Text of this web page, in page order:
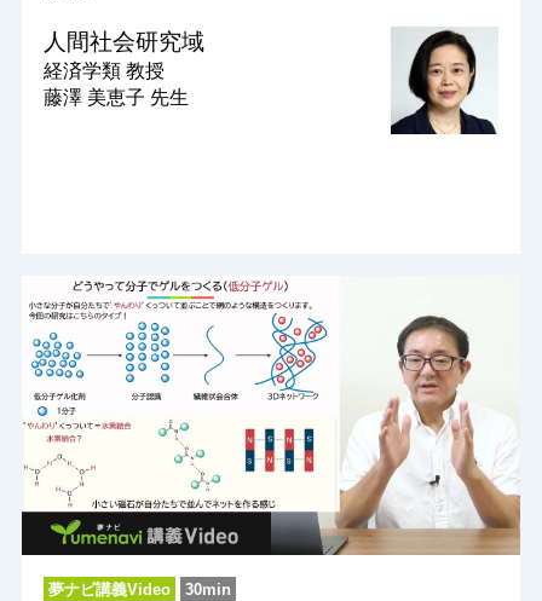
人間社会研究域
経済学類 教授
藤澤 美恵子 先生
夢ナビ講義Video 30min